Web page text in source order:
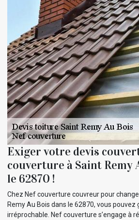
Exiger votre devis
couverture à Saint Remy
le 62870 !
Chez Nef couverture couvreur pour
Remy Au Bois dans le 62870, vous
irréprochable. Nef couverture s’engage à